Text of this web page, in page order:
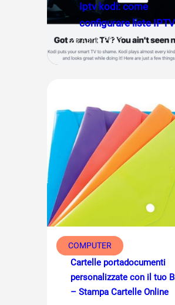
Iptv kodi: come
configurare liste IPTV
28 Aprile 2023
COMPUTER
Cartelle portadocumenti
personalizzate con il tuo
– Stampa Cartelle Online